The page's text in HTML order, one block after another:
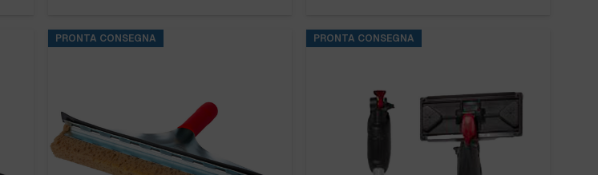
PRONTA CONSEGNA PRONTA CONSEGNA